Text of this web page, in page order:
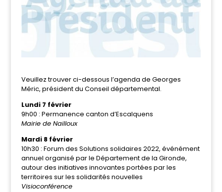
Veuillez trouver ci-dessous l’agenda de Georges
Méric, président du Conseil départemental.
Lundi 7 février
9h00 : Permanence canton d’Escalquens
Mairie de Nailloux
Mardi 8 février
10h30 : Forum des Solutions solidaires 2022, événément
annuel organisé par le Département de la Gironde,
autour des initiatives innovantes portées par les
territoires sur les solidarités nouvelles
Visioconférence